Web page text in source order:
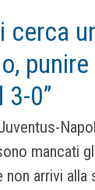
cerca
0”
mancati
non arrivi alla